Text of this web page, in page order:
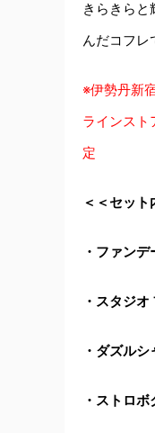
きらきら
んだコフレ
※伊勢丹新
ラインスト
定
＜＜セット
・ファン
・スタジ
・ダズル
・ストロ